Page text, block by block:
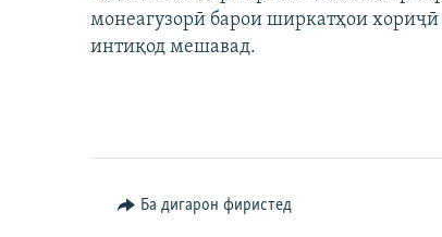
монеагузорӣ барои ширкатҳои
интиқод мешавад.
Ба дигарон фиристед